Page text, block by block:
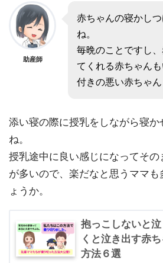
助産師
赤ちゃんの寝かし
ね。
毎晩のことですし
てくれる赤ちゃん
付きの悪い赤ちゃん
添い寝の際に授乳をしながら寝か
ね。
授乳途中に良い感じになってその
が多いので、楽だなと思うママも
ょうか。
抱っこしないと
くと泣き出す赤
方法６選